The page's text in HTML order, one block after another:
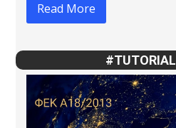
Read More
#TUTORIAL